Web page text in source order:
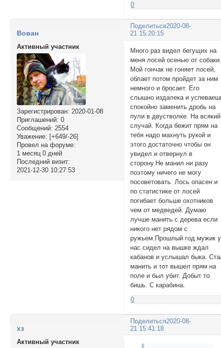
0
Поделиться2020-08-
21 15:20:15
Вован
Активный участник
Зарегистрирован: 2020-01-08
Приглашений: 0
Сообщений: 2554
Уважение: [+649/-26]
Провел на форуме:
1 месяц 0 дней
Последний визит:
2021-12-30 10:27:53
Много раз видел бегущих на
меня лосей осенью от
Мой гончак не гоняет лосей,
облает потом пройдет за ним
немного и бросает. Его
слышно издалека и
спокойно заменить дробь на
пули в двустволке. На всякий
случай. Когда бежит прям на
тебя надо махнуть рукой и
этого достаточно чтобы он
увидел и отвернул в
сторону.Не манил ни разу
поэтому ничего не могу
посоветовать. Лось опасен и
по статистике от лосей
погибает больше охотников
чем от медведей. Думаю
лучше манить с дерева если
никого нет рядом с
ружьем.Прошлый год мужик у
нас сидел на вышке ждал
кабанов и услышал быка.
манить и тот вышел прям на
поле и был убит. Добыт то
бишь. С карабина.
0
Поделиться2020-08-
21 15:41:18
хз
Активный участник